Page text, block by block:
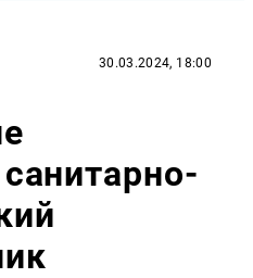
30.03.2024, 18:00